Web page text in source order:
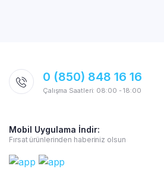
0 (850) 848 16 16
Çalışma Saatleri: 08:00 - 18:00
Mobil Uygulama İndir:
Fırsat ürünlerinden haberiniz olsun